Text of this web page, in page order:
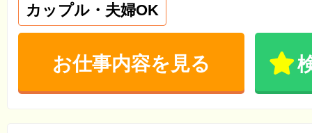
カップル・夫婦OK
お仕事内容を見る